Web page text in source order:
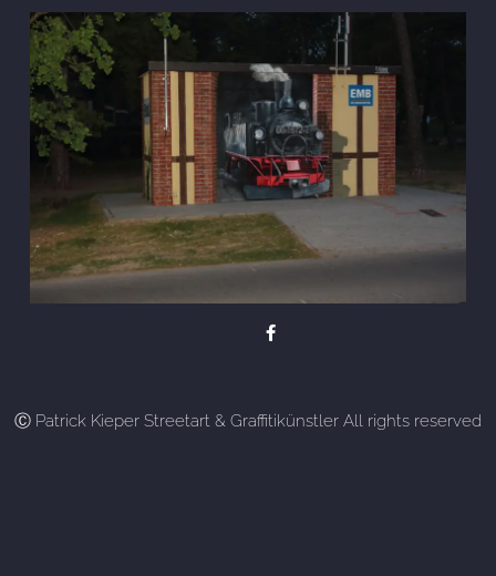
Ⓒ Patrick Kieper Streetart & Graffitikünstler All rights reserved